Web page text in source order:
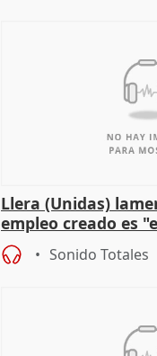
Llera (Unidas)
empleo creado es
"esfumará" al
Sonido Totales